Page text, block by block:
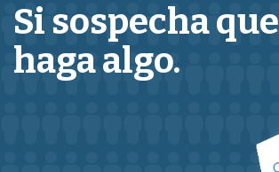
Si sospecha que
haga algo.